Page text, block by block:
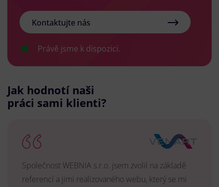
Kontaktujte nás
Právě jsme k dispozici.
Jak hodnotí naši
práci sami klienti?
Společnost WEBNIA s.r.o. jsem zvolil na základě
referencí a jimi realizovaného webu, který se mi